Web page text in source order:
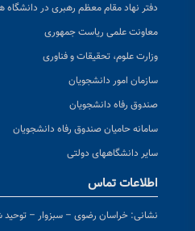
دفتر نهاد مقام معظم رهبری در دانشگاه
معاونت علمی ریاست جمهوری
وزارت علوم، تحقیقات و فناوری
سازمان امور دانشجویان
صندوق رفاه دانشجویان
سامانه حامیان صندوق رفاه دانشجویان
سایر دانشگاههای دولتی
اطلاعات تماس
نشانی: خراسان رضوی – سبزوار –